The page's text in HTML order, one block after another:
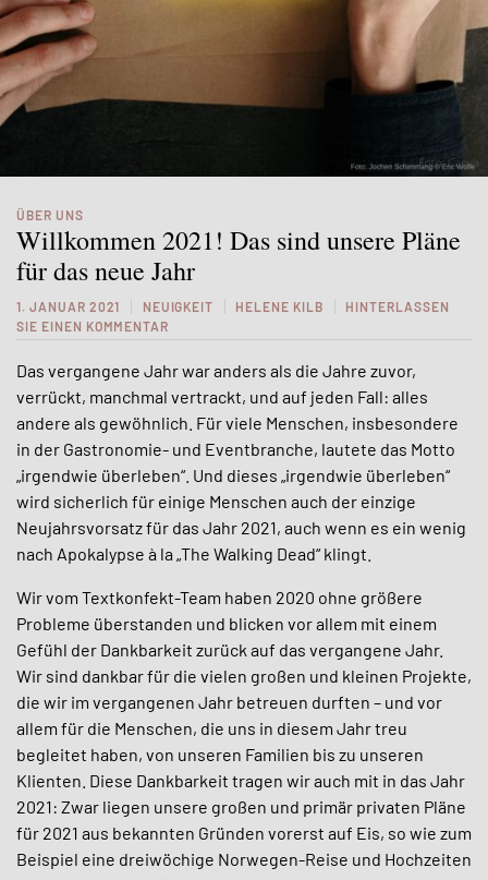
ÜBER UNS
Willkommen 2021! Das sind unsere Pläne
für das neue Jahr
1. JANUAR 2021 NEUIGKEIT HELENE KILB
HINTERLASSEN
SIE EINEN KOMMENTAR
Das vergangene Jahr war anders als die Jahre zuvor,
verrückt, manchmal vertrackt, und auf jeden Fall: alles
andere als gewöhnlich. Für viele Menschen, insbesondere
in der Gastronomie- und Eventbranche, lautete das Motto
„irgendwie überleben“. Und dieses „irgendwie überleben“
wird sicherlich für einige Menschen auch der einzige
Neujahrsvorsatz für das Jahr 2021, auch wenn es ein wenig
nach Apokalypse à la „The Walking Dead“ klingt.
Wir vom Textkonfekt-Team haben 2020 ohne größere
Probleme überstanden und blicken vor allem mit einem
Gefühl der Dankbarkeit zurück auf das vergangene Jahr.
Wir sind dankbar für die vielen großen und kleinen Projekte,
die wir im vergangenen Jahr betreuen durften – und vor
allem für die Menschen, die uns in diesem Jahr treu
begleitet haben, von unseren Familien bis zu unseren
Klienten. Diese Dankbarkeit tragen wir auch mit in das Jahr
2021: Zwar liegen unsere großen und primär privaten Pläne
für 2021 aus bekannten Gründen vorerst auf Eis, so wie zum
Beispiel eine dreiwöchige Norwegen-Reise und Hochzeiten